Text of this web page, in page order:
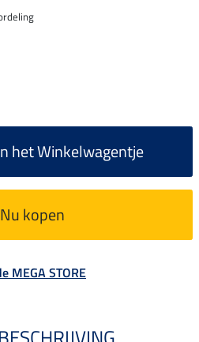
het Winkelwagentje
Nu kopen
MEGA STORE